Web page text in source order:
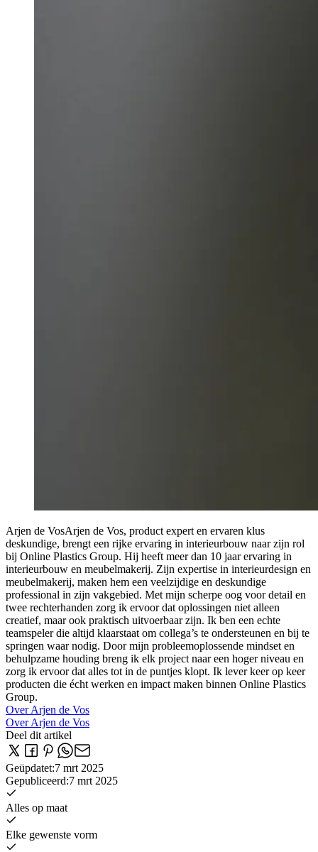
Arjen de VosArjen de Vos, product expert en ervaren klus
deskundige, brengt een rijke ervaring in interieurbouw naar zijn rol
bij Online Plastics Group. Hij heeft meer dan 10 jaar ervaring in
interieurbouw en meubelmakerij. Zijn expertise in interieurdesign en
meubelmakerij, maken hem een veelzijdige en deskundige
professional in zijn vakgebied. Met mijn scherpe oog voor detail en
twee rechterhanden zorg ik ervoor dat oplossingen niet alleen
creatief, maar ook praktisch uitvoerbaar zijn. Ik ben een echte
teamspeler die altijd klaarstaat om collega’s te ondersteunen en bij te
springen waar nodig. Door mijn probleemoplossende mindset en
behulpzame houding breng ik elk project naar een hoger niveau en
zorg ik ervoor dat alles tot in de puntjes klopt. Ik lever keer op keer
producten die écht werken en impact maken binnen Online Plastics
Group.
Over Arjen de Vos
Over Arjen de Vos
Deel dit artikel
Geüpdatet:7 mrt 2025
Gepubliceerd:7 mrt 2025
Alles op maat
Elke gewenste vorm